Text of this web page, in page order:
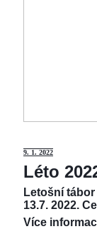
9. 1. 2022
Léto
Letošní
13.7. 2022.
Více